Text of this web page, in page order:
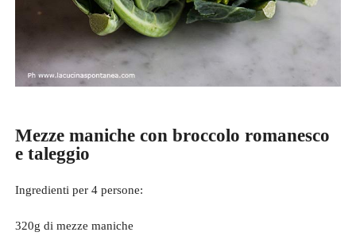
Mezze maniche con broccolo romanesco
e taleggio
Ingredienti per 4 persone:
320g di mezze maniche